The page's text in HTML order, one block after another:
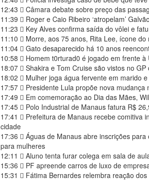
12:43
Câmara debate sobre preço das
11:39
Roger e Caio Ribeiro ‘atropelam’
11:23
Key Alves confirma saída do vôlei e
11:10
Morre, aos 75 anos, Rita Lee, ícone do
11:04
Gato desaparecido há 10 anos
10:58
Homem t0rturad0 é jogado em frente
18:07
Shakira e Tom Cruise são vistos no
18:02
Mulher joga água fervente em marido
17:57
Presidente Lula propõe nova
17:49
Em comemoração ao Dia das Mães,
17:45
Polo Industrial de Manaus fatura R$
17:41
Prefeitura de Manaus recebe comitiva
cidade
17:36
Águas de Manaus abre inscrições
para mulheres
12:11
Aluno tenta furar colega em sala de
15:36
PF apreende carros de luxo de
15:31
Fátima Bernardes relembra reação